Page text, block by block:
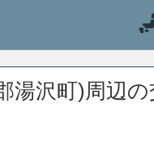
湯沢町)周辺の